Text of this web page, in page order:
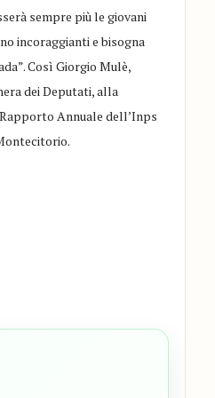
sempre più le giovani
incoraggianti e bisogna
Così Giorgio Mulè,
dei Deputati, alla
Annuale dell’Inps